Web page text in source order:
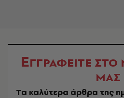
ΕΓΓΡΑΦΕΙΤΕ ΣΤΟ
ΜΑΣ
Tα καλύτερα άρθρα της